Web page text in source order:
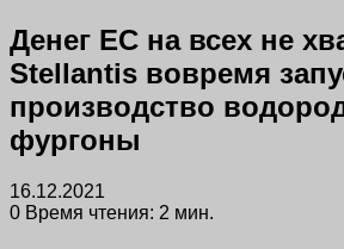
Денег ЕС на всех не
Stellantis вовремя
производство
фургоны
16.12.2021
0 Время чтения: 2 мин.